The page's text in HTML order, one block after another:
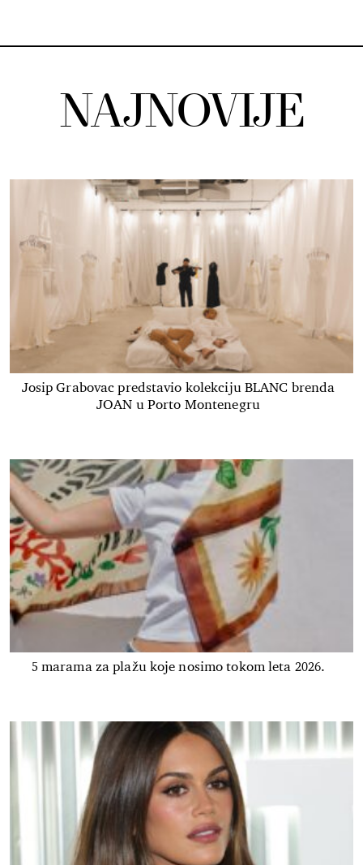
NAJNOVIJE
Josip Grabovac predstavio kolekciju BLANC brenda
JOAN u Porto Montenegru
5 marama za plažu koje nosimo tokom leta 2026.